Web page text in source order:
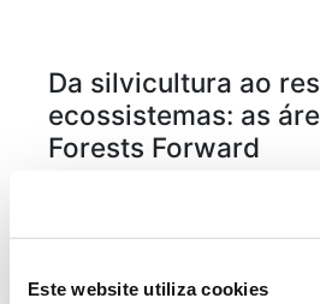
Este website utiliza cookies
Da silvicultura ao
ecossistemas: as
Forests Forward
A nova plataforma envolve18
Company. A esfera de ação e o